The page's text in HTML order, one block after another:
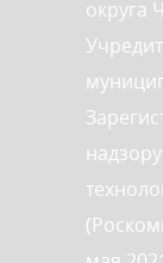
округа